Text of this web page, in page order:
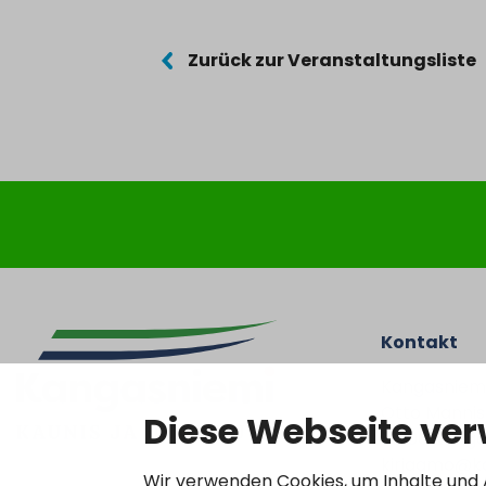
Diese Webseite
Zurück zur Veranstaltungsliste
Kontakt
51200